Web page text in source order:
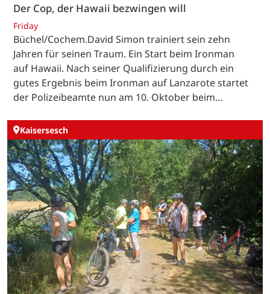
Der Cop, der Hawaii bezwingen will
Friday
Büchel/Cochem.David Simon trainiert sein zehn
Jahren für seinen Traum. Ein Start beim Ironman
auf Hawaii. Nach seiner Qualifizierung durch ein
gutes Ergebnis beim Ironman auf Lanzarote startet
der Polizeibeamte nun am 10. Oktober beim…
Kaisersesch